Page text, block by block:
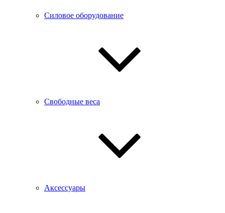
Силовое оборудование
Свободные веса
Аксессуары